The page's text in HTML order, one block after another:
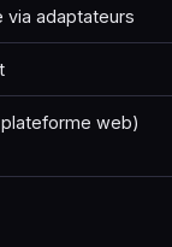
via adaptateurs
web)